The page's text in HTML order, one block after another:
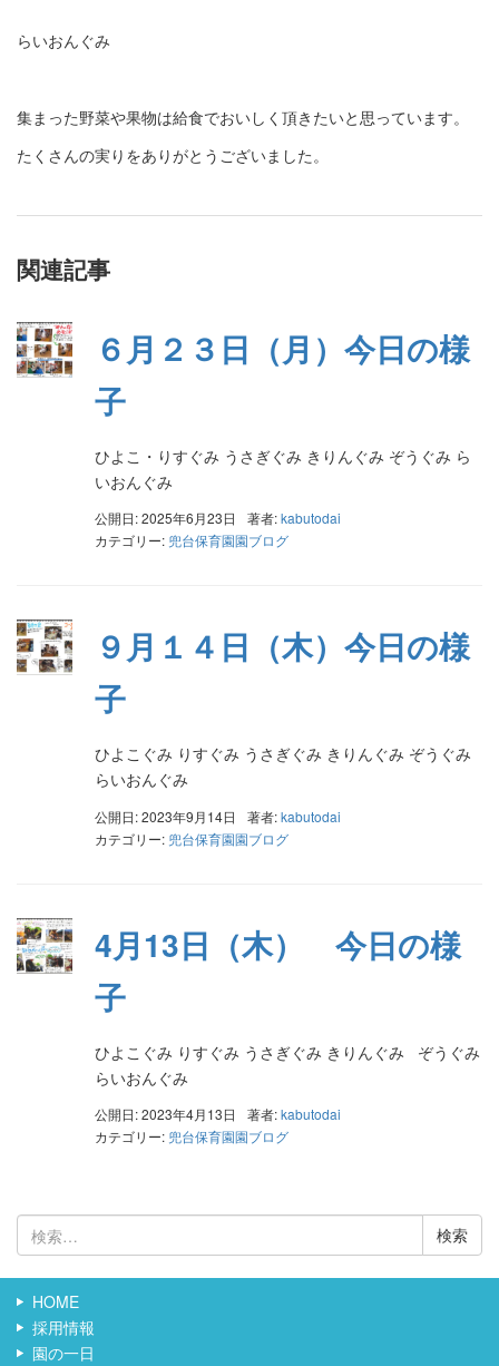
らいおんぐみ
集まった野菜や果物は給食でおいしく頂きたいと思っています。
たくさんの実りをありがとうございました。
関連記事
６月２３日（月）今日の様
子
ひよこ・りすぐみ うさぎぐみ きりんぐみ ぞうぐみ ら
いおんぐみ
公開日: 2025年6月23日 著者:kabutodai
カテゴリー: 兜台保育園園ブログ
９月１４日（木）今日の様
子
ひよこぐみ りすぐみ うさぎぐみ きりんぐみ ぞうぐみ
らいおんぐみ
公開日: 2023年9月14日 著者:kabutodai
カテゴリー: 兜台保育園園ブログ
4月13日（木） 今日の様
子
ひよこぐみ りすぐみ うさぎぐみ きりんぐみ ぞうぐみ
らいおんぐみ
公開日: 2023年4月13日 著者:kabutodai
カテゴリー: 兜台保育園園ブログ
検
索:
HOME
採用情報
園の一日